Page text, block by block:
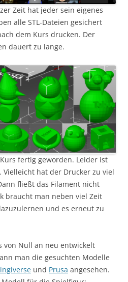
Zeit hat jeder sein eigenes
alle STL-Dateien gesichert
dem Kurs drucken. Der
dauert zu lange.
fertig geworden. Leider ist
hat der Drucker zu viel
fließt das Filament nicht
braucht man neben viel Zeit
und es erneut zu
von Null an neu entwickelt
man die gesuchten Modelle
und Prusa angesehen.